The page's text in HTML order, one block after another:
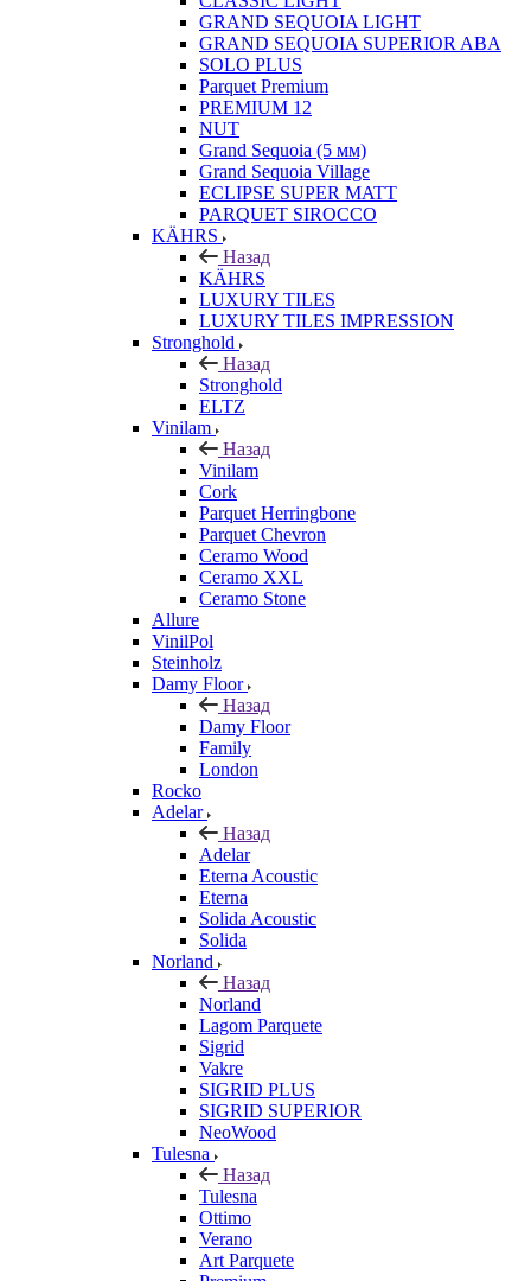
GRAND SEQUOIA LIGHT
GRAND SEQUOIA SUPERIOR ABA
SOLO PLUS
Parquet Premium
PREMIUM 12
NUT
Grand Sequoia (5 мм)
Grand Sequoia Village
ECLIPSE SUPER MATT
PARQUET SIROCCO
KÄHRS
Назад
KÄHRS
LUXURY TILES
LUXURY TILES IMPRESSION
Stronghold
Назад
Stronghold
ELTZ
Vinilam
Назад
Vinilam
Cork
Parquet Herringbone
Parquet Chevron
Ceramo Wood
Ceramo XXL
Ceramo Stone
Allure
VinilPol
Steinholz
Damy Floor
Назад
Damy Floor
Family
London
Rocko
Adelar
Назад
Adelar
Eterna Acoustic
Eterna
Solida Acoustic
Solida
Norland
Назад
Norland
Lagom Parquete
Sigrid
Vakre
SIGRID PLUS
SIGRID SUPERIOR
NeoWood
Tulesna
Назад
Tulesna
Ottimo
Verano
Art Parquete